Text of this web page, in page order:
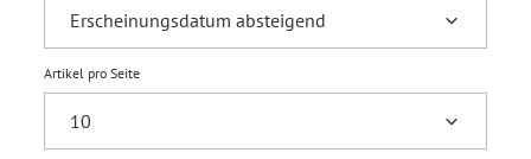
Artikel pro Seite